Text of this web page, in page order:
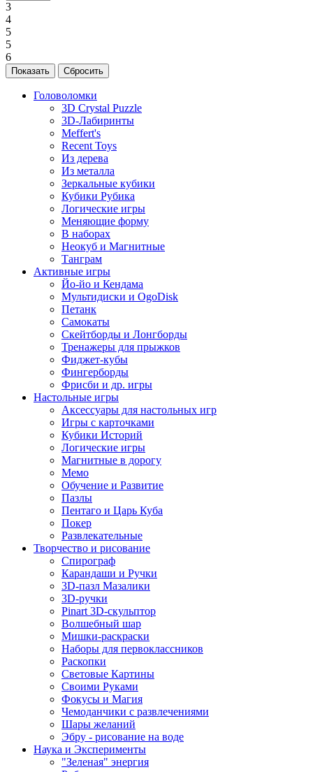
3
4
5
5
6
Головоломки
3D Crystal Puzzle
3D-Лабиринты
Meffert's
Recent Toys
Из дерева
Из металла
Зеркальные кубики
Кубики Рубика
Логические игры
Меняющие форму
В наборах
Неокуб и Магнитные
Танграм
Активные игры
Йо-йо и Кендама
Мультидиски и OgoDisk
Петанк
Самокаты
Скейтборды и Лонгборды
Тренажеры для прыжков
Фиджет-кубы
Фингерборды
Фрисби и др. игры
Настольные игры
Аксессуары для настольных игр
Игры с карточками
Кубики Историй
Логические игры
Магнитные в дорогу
Мемо
Обучение и Развитие
Пазлы
Пентаго и Царь Куба
Покер
Развлекательные
Творчество и рисование
Спирограф
Карандаши и Ручки
3D-пазл Мазалики
3D-ручки
Pinart 3D-скульптор
Волшебный шар
Мишки-раскраски
Наборы для первоклассников
Раскопки
Световые Картины
Своими Руками
Фокусы и Магия
Чемоданчики с развлечениями
Шары желаний
Эбру - рисование на воде
Наука и Эксперименты
"Зеленая" энергия